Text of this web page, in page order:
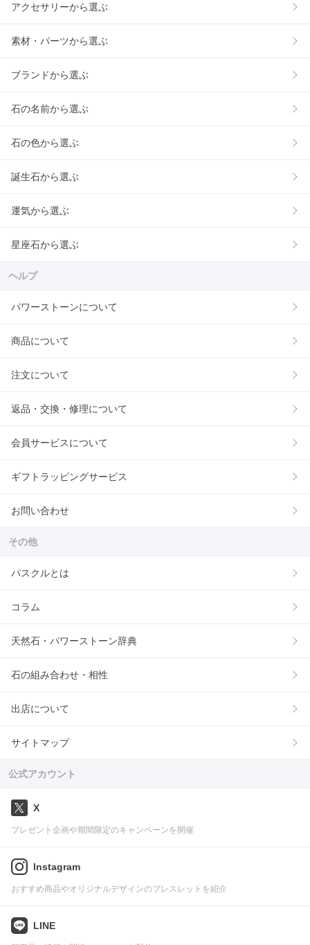
アクセサリーから選ぶ
素材・パーツから選ぶ
ブランドから選ぶ
石の名前から選ぶ
石の色から選ぶ
誕生石から選ぶ
運気から選ぶ
星座石から選ぶ
ヘルプ
パワーストーンについて
商品について
注文について
返品・交換・修理について
会員サービスについて
ギフトラッピングサービス
お問い合わせ
その他
パスクルとは
コラム
天然石・パワーストーン辞典
石の組み合わせ・相性
出店について
サイトマップ
公式アカウント
X
プレゼント企画や期間限定のキャンペーンを開催
Instagram
おすすめ商品やオリジナルデザインのブレスレットを紹介
LINE